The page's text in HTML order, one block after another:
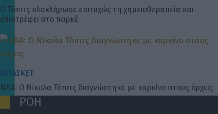
Ο Τόπιτς ολοκλήρωσε επιτυχώς τη χημειοθεραπεία και
επιστρέφει στο παρκέ
ΜΠΑΣΚΕΤ
ΝΒΑ: Ο Νίκολα Τόπιτς διαγνώστηκε με καρκίνο στους όρχεις
ΡΟΗ